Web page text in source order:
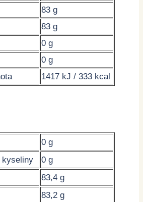
83 g
83 g
0 g
0 g
1417 kJ / 333 kcal
0 g
0 g
83,4 g
83,2 g